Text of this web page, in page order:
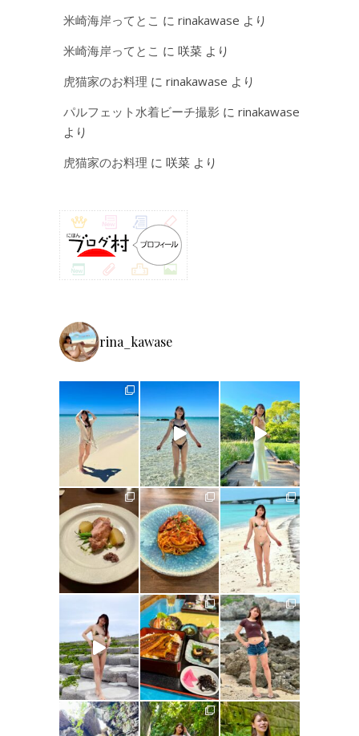
米崎海岸ってとこ に rinakawase より
米崎海岸ってとこ に 咲菜 より
虎猫家のお料理 に rinakawase より
パルフェット水着ビーチ撮影 に rinakawase
より
虎猫家のお料理 に 咲菜 より
rina_kawase